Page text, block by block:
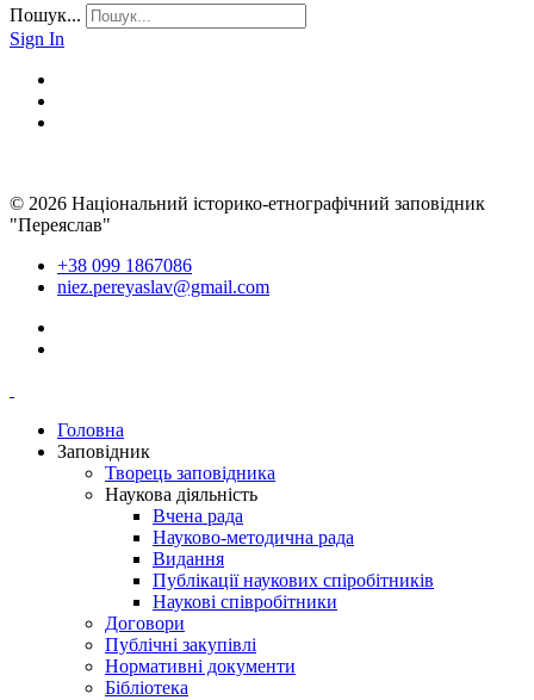
Пошук...
Sign In
© 2026 Національний історико-етнографічний заповідник
"Переяслав"
+38 099 1867086
niez.pereyaslav@gmail.com
Головна
Заповідник
Творець заповідника
Наукова діяльність
Вчена рада
Науково-методична рада
Видання
Публікації наукових спіробітників
Наукові співробітники
Договори
Публічні закупівлі
Нормативні документи
Бібліотека